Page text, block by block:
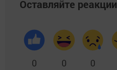
Оставляйте реакции
0 0 0